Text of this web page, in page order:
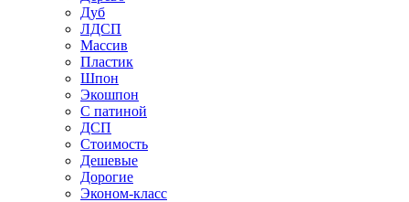
Дуб
ЛДСП
Массив
Пластик
Шпон
Экошпон
С патиной
ДСП
Стоимость
Дешевые
Дорогие
Эконом-класс